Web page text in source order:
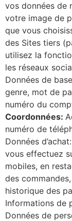
vos données de
votre image de
que vous
des Sites tiers
utilisez la
les réseaux
Données de
genre, mot de
numéro du
Coordonnées:
numéro de
Données
vous effectuez
mobiles, en
des
historique des
Informations de
Données de